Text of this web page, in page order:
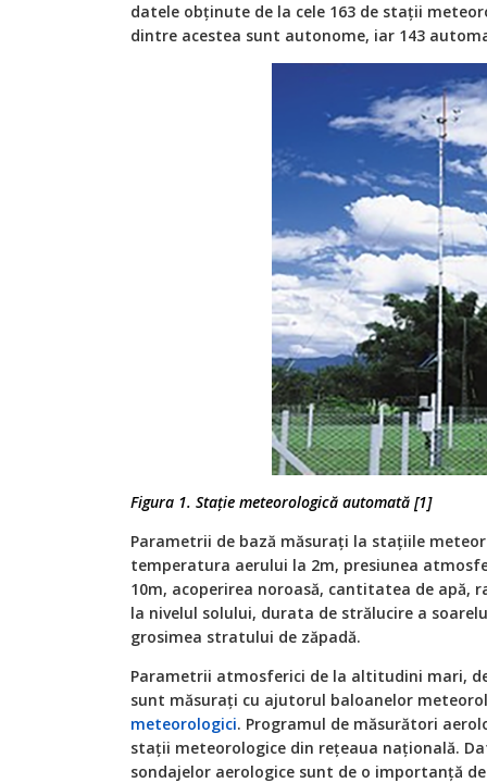
datele obținute de la cele 163 de stații
dintre acestea sunt autonome, iar 143
Figura 1. Stație meteorologică automată [1]
Parametrii de bază măsurați la stațiile
temperatura aerului la 2m, presiunea
10m, acoperirea noroasă, cantitatea de apă,
la nivelul solului, durata de strălucire a
grosimea stratului de zăpadă.
Parametrii atmosferici de la altitudini mari,
sunt măsurați cu ajutorul baloanelor
meteorologici. Programul de măsurători
stații meteorologice din rețeaua națională.
sondajelor aerologice sunt de o importanță